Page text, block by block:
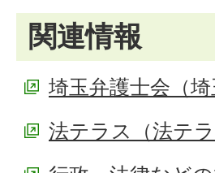
関連情報
埼玉弁護士会（
法テラス（法テ